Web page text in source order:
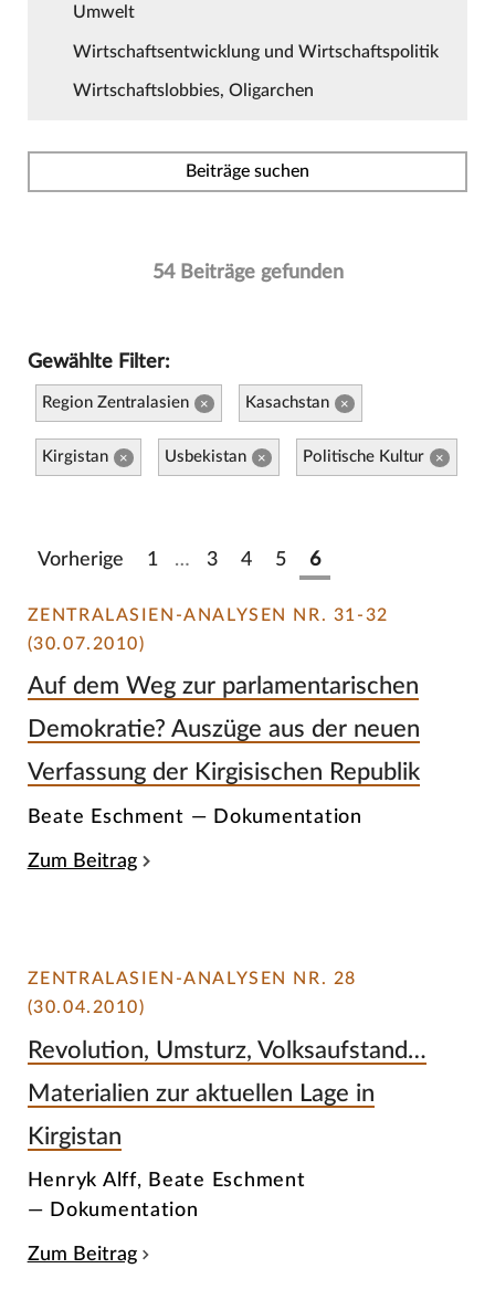
Umwelt
Wirtschaftsentwicklung und Wirtschaftspolitik
Wirtschaftslobbies, Oligarchen
Beiträge suchen
54 Beiträge gefunden
Gewählte Filter:
Region Zentralasien × Kasachstan ×
Kirgistan × Usbekistan × Politische Kultur ×
Vorherige 1 … 3 4 5 6
ZENTRALASIEN-ANALYSEN NR. 31-32
(30.07.2010)
Auf dem Weg zur parlamentarischen
Demokratie? Auszüge aus der neuen
Verfassung der Kirgisischen Republik
Beate Eschment — Dokumentation
Zum Beitrag
ZENTRALASIEN-ANALYSEN NR. 28
(30.04.2010)
Revolution, Umsturz, Volksaufstand…
Materialien zur aktuellen Lage in
Kirgistan
Henryk Alff, Beate Eschment
— Dokumentation
Zum Beitrag